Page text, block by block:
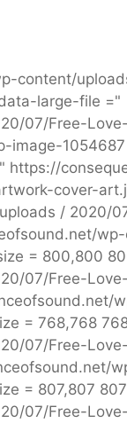
content/
large-file ="
07/Free-
image-
https://
cover-
/ 2020/
= 800,800
07/Free-
= 768,768
07/Free-
= 807,807
07/Free-